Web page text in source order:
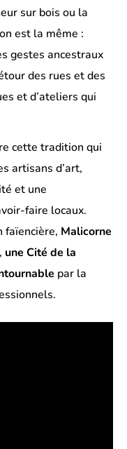
sur bois ou la
est la même :
gestes ancestraux
des rues et des
et d’ateliers qui
cette tradition qui
artisans d’art,
et une
faire locaux.
faïencière, Malicorne
, une Cité de la
par la